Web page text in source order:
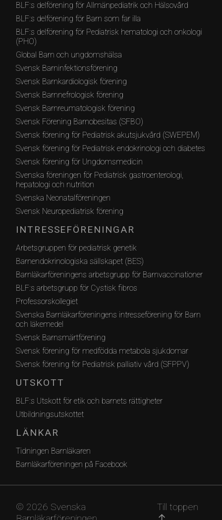
BLF:s delförening för Allmänpediatrik och Hälsovård
BLF:s delförening för Barn som far illa
BLF:s delförening för Pediatrisk hematologi och onkologi
(PHO)
Global Barn och ungdomshälsa
Svensk Barninfektionsförening
Svensk Barnkardiologisk förening
Svensk Barnnefrologisk förening
Svensk Barnreumatologisk förening
Svensk Förening Barnobesitas (SFBO)
Svensk förening för Pediatrisk akutsjukvård (SWEPEM)
Svensk förening för Pediatrisk endokrinologi och diabetes
Svensk förening för Ungdomsmedicin
Svenska föreningen för Pediatrisk gastroenterologi,
hepatologi och nutrition
Svenska Neonatalföreningen
Svensk Neuropediatrisk förening
INTRESSEFÖRENINGAR
Arbetsgruppen för pediatrisk genetik
Barnendokrinologiska sällskapet (BES)
Barnläkarföreningens arbetsgrupp för Barnvaccinationer
BLF:s arbetsgrupp för Cystisk fibros
Professorskollegiet
Svenska Barnläkarföreningens intresseförening för Barn
och läkemedel
Svensk Barnsmärtförening
Svensk förening för medfödda metabola sjukdomar
Svensk förening för Pediatrisk palliativ vård (SFPPV)
UTSKOTT
BLF:s Utskott för etik och barnets rättigheter
Utbildningsutskottet
LÄNKAR
Tidningen Barnläkaren
Barnläkarföreningen på Facebook
© 2026 Svenska
Till toppen
arrow_upward